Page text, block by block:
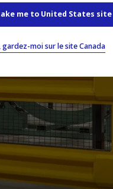
me to United States site
gardez-moi sur le site Canada